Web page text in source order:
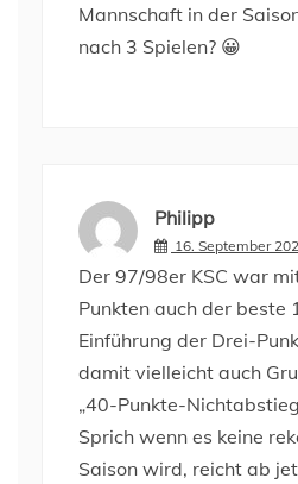
Mannschaft in der
nach 3 Spielen? 😀
Philipp
16. September
Der 97/98er KSC war
Punkten auch der beste
Einführung der Drei-
damit vielleicht auch
„40-Punkte-
Sprich wenn es keine
Saison wird, reicht ab